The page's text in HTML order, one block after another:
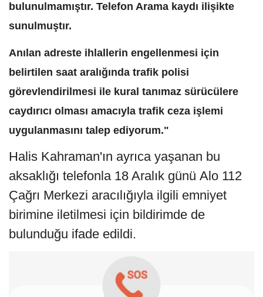
bulunulmamıştır. Telefon Arama kaydı ilişikte
sunulmuştır.
Anılan adreste ihlallerin engellenmesi için
belirtilen saat aralığında trafik polisi
görevlendirilmesi ile kural tanımaz sürücülere
caydırıcı olması amacıyla trafik ceza işlemi
uygulanmasını talep ediyorum."
Halis Kahraman'ın ayrıca yaşanan bu
aksaklığı telefonla 18 Aralık günü Alo 112
Çağrı Merkezi aracılığıyla ilgili emniyet
birimine iletilmesi için bildirimde de
bulunduğu ifade edildi.